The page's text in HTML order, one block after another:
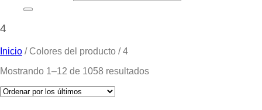
4
Inicio /Colores del producto /4
Mostrando 1–12 de 1058 resultados